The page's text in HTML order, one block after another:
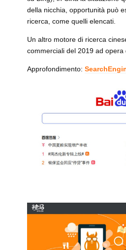
della nicchia, opportunità può
ricerca, come quelli elencati.
Un altro motore di ricerca
commerciali del 2019 ad opera
Approfondimento: